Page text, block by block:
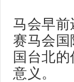
马会早
赛马会
国台北
意义。